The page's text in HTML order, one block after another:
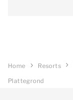
Home Resorts
Plattegrond